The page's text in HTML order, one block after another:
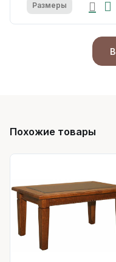
Размеры
Похожие товары